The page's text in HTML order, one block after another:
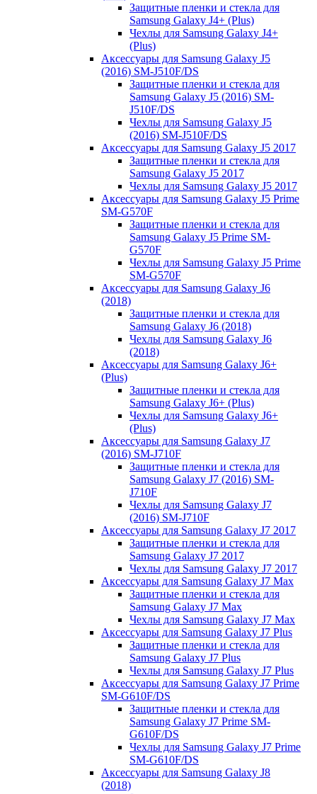
Защитные пленки и стекла для
Samsung Galaxy J4+ (Plus)
Чехлы для Samsung Galaxy J4+
(Plus)
Аксессуары для Samsung Galaxy J5
(2016) SM-J510F/DS
Защитные пленки и стекла для
Samsung Galaxy J5 (2016) SM-
J510F/DS
Чехлы для Samsung Galaxy J5
(2016) SM-J510F/DS
Аксессуары для Samsung Galaxy J5 2017
Защитные пленки и стекла для
Samsung Galaxy J5 2017
Чехлы для Samsung Galaxy J5 2017
Аксессуары для Samsung Galaxy J5 Prime
SM-G570F
Защитные пленки и стекла для
Samsung Galaxy J5 Prime SM-
G570F
Чехлы для Samsung Galaxy J5 Prime
SM-G570F
Аксессуары для Samsung Galaxy J6
(2018)
Защитные пленки и стекла для
Samsung Galaxy J6 (2018)
Чехлы для Samsung Galaxy J6
(2018)
Аксессуары для Samsung Galaxy J6+
(Plus)
Защитные пленки и стекла для
Samsung Galaxy J6+ (Plus)
Чехлы для Samsung Galaxy J6+
(Plus)
Аксессуары для Samsung Galaxy J7
(2016) SM-J710F
Защитные пленки и стекла для
Samsung Galaxy J7 (2016) SM-
J710F
Чехлы для Samsung Galaxy J7
(2016) SM-J710F
Аксессуары для Samsung Galaxy J7 2017
Защитные пленки и стекла для
Samsung Galaxy J7 2017
Чехлы для Samsung Galaxy J7 2017
Аксессуары для Samsung Galaxy J7 Max
Защитные пленки и стекла для
Samsung Galaxy J7 Max
Чехлы для Samsung Galaxy J7 Max
Аксессуары для Samsung Galaxy J7 Plus
Защитные пленки и стекла для
Samsung Galaxy J7 Plus
Чехлы для Samsung Galaxy J7 Plus
Аксессуары для Samsung Galaxy J7 Prime
SM-G610F/DS
Защитные пленки и стекла для
Samsung Galaxy J7 Prime SM-
G610F/DS
Чехлы для Samsung Galaxy J7 Prime
SM-G610F/DS
Аксессуары для Samsung Galaxy J8
(2018)